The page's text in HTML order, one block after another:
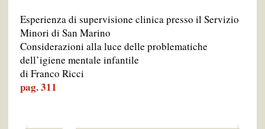
Esperienza di supervisione clinica presso il Servizio
Minori di San Marino
Considerazioni alla luce delle problematiche
dell’igiene mentale infantile
di Franco Ricci
pag. 311